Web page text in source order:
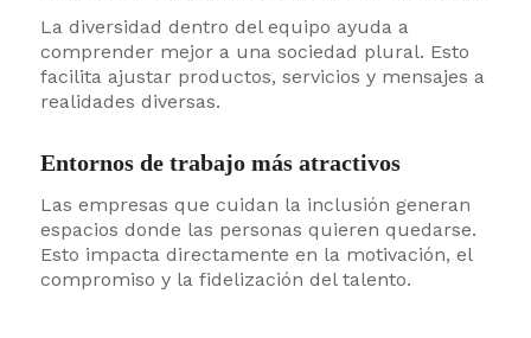
La diversidad dentro del equipo ayuda a
comprender mejor a una sociedad plural. Esto
facilita ajustar productos, servicios y mensajes a
realidades diversas.
Entornos de trabajo más atractivos
Las empresas que cuidan la inclusión generan
espacios donde las personas quieren quedarse.
Esto impacta directamente en la motivación, el
compromiso y la fidelización del talento.